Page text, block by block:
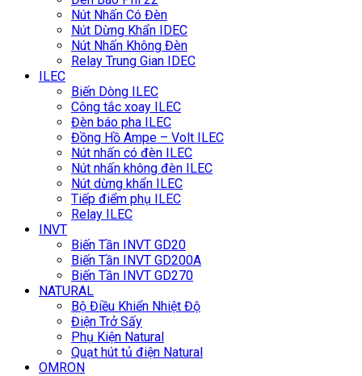
Nút Nhấn Có Đèn
Nút Dừng Khẩn IDEC
Nút Nhấn Không Đèn
Relay Trung Gian IDEC
ILEC
Biến Dòng ILEC
Công tắc xoay ILEC
Đèn báo pha ILEC
Đồng Hồ Ampe – Volt ILEC
Nút nhấn có đèn ILEC
Nút nhấn không đèn ILEC
Nút dừng khẩn ILEC
Tiếp điểm phụ ILEC
Relay ILEC
INVT
Biến Tần INVT GD20
Biến Tần INVT GD200A
Biến Tần INVT GD270
NATURAL
Bộ Điều Khiển Nhiệt Độ
Điện Trở Sấy
Phụ Kiện Natural
Quạt hút tủ điện Natural
OMRON